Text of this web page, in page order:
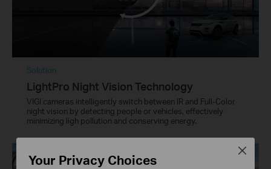
Solution
LightPro Night Vision Technology
VIGI cameras intelligently switch between IR and Full-Color
night vision by detecting people or vehicles, effectively
minimizing ligh pollution and conserving energy.
Your Privacy Choices
Close